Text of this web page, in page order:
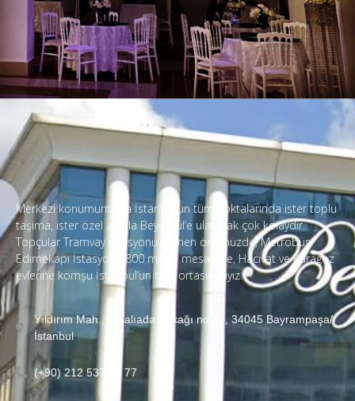
Merkezi konumumuzla İstanbul’un tüm noktalarında ister toplu
taşıma, ister özel araçla Beyazgül’e ulaşmak çok kolaydır.
Topçular Tramvay İstasyonu hemen önümüzde, Metrobüs
Edirnekapı İstasyonu 800 metre mesafede, Hacivat ve Karagöz
evlerine komşu İstanbul’un tam ortasındayız.
Yıldırım Mah., Kınalıada Sokağı no:20, 34045 Bayrampaşa/
İstanbul
(+90) 212 537 56 77